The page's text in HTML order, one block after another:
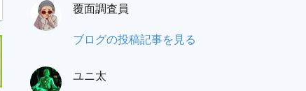
門
覆面調査員
も
パ
ブログの投稿記事を見る
ユニ太